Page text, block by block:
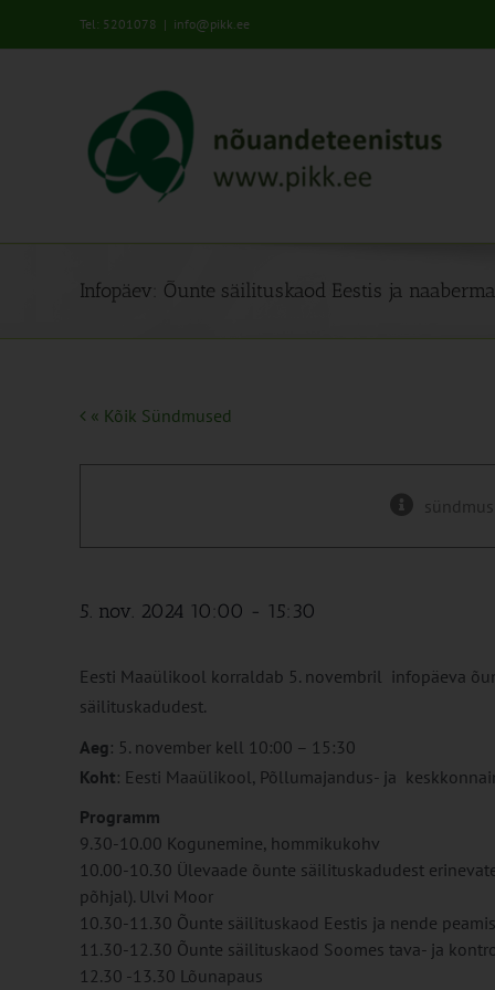
Tel: 5201078 | info@pikk.ee
Infopäev: Õunte säilituskaod Eestis ja
« Kõik Sündmused
5. nov. 2024 10:00 - 15:30
Eesti Maaülikool korraldab 5. novembril infopäeva
säilituskadudest.
Aeg: 5. november kell 10:00 – 15:30
Koht: Eesti Maaülikool, Põllumajandus- ja
Programm
9.30-10.00 Kogunemine, hommikukohv
10.00-10.30 Ülevaade õunte säilituskadudest
põhjal). Ulvi Moor
10.30-11.30 Õunte säilituskaod Eestis ja nende
11.30-12.30 Õunte säilituskaod Soomes tava- ja
12.30 -13.30 Lõunapaus